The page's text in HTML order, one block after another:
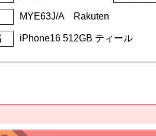
MYE63J/A Rakuten
iPhone16 512GB ティール